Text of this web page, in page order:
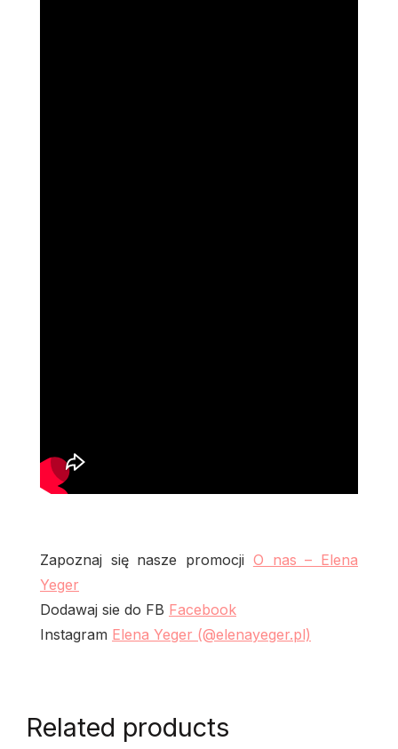
Zapoznaj się nasze promocji O nas – Elena
Yeger
Dodawaj sie do FB Facebook
Instagram Elena Yeger (@elenayeger.pl)
Related products